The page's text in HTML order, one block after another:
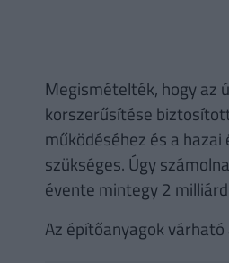
Megismételték, hogy az
korszerűsítése
működéséhez és a
szükséges. Úgy
évente mintegy 2
Az építőanyagok